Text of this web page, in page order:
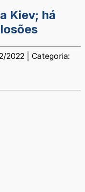
Kiev; há
2022 | Categoria: